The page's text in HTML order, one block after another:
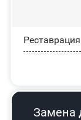
Замена